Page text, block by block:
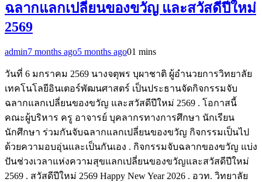
ฉลากแลกเปลี่ยนของขวัญ และสวัสดีปีใหม่
2569
admin7 months ago5 months ago01 mins
วันที่ 6 มกราคม 2569 นางจตุพร บุผาชาติ ผู้อำนวยการวิทยาลัย
เทคโนโลยีอินเตอร์พัฒนศาสตร์ เป็นประธานจัดกิจกรรมจับ
ฉลากแลกเปลี่ยนของขวัญ และสวัสดีปีใหม่ 2569 . โอกาสนี้
คณะผู้บริหาร ครู อาจารย์ บุคลากรทางการศึกษา นักเรียน
นักศึกษา ร่วมกันจับฉลากแลกเปลี่ยนของขวัญ กิจกรรมเป็นไป
ด้วยความอบอุ่นและเป็นกันเอง . กิจกรรมจับฉลากของขวัญ แบ่ง
ปันช่วงเวลาแห่งความสุขแลกเปลี่ยนของขวัญและสวัสดีปีใหม่
2569 . สวัสดีปีใหม่ 2569 Happy New Year 2026 . อวท. วิทยาลัย